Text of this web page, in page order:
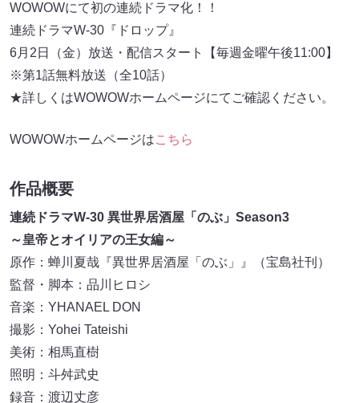
WOWOWにて初の連続ドラマ化！！
連続ドラマW-30『ドロップ』
6月2日（金）放送・配信スタート【毎週金曜午後11:00】
※第1話無料放送（全10話）
★詳しくはWOWOWホームページにてご確認ください。
WOWOWホームページはこちら
作品概要
連続ドラマW-30 異世界居酒屋「のぶ」Season3
～皇帝とオイリアの王女編～
原作：蝉川夏哉『異世界居酒屋「のぶ」』（宝島社刊）
監督・脚本：品川ヒロシ
音楽：YHANAEL DON
撮影：Yohei Tateishi
美術：相馬直樹
照明：斗舛武史
録音：渡辺丈彦